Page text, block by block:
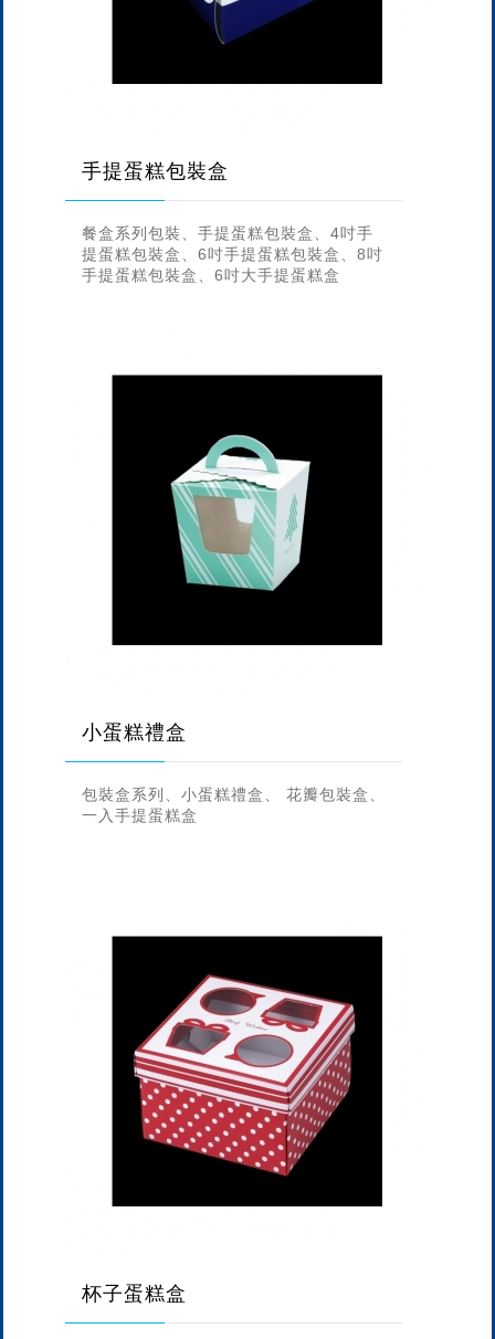
手提蛋糕包裝盒
餐盒系列包裝、手提蛋糕包裝盒、4吋手
提蛋糕包裝盒、6吋手提蛋糕包裝盒、8吋
手提蛋糕包裝盒、6吋大手提蛋糕盒
小蛋糕禮盒
包裝盒系列、小蛋糕禮盒、 花瓣包裝盒、
一入手提蛋糕盒
杯子蛋糕盒